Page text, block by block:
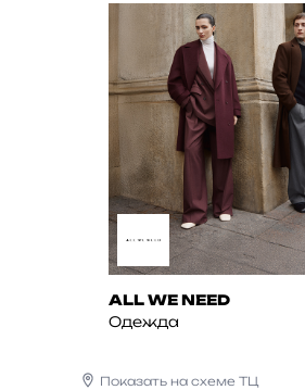
ALL WE NEED
Одежда
Показать на схеме ТЦ